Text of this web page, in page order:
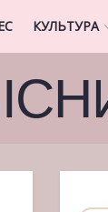
КУЛЬТУРА